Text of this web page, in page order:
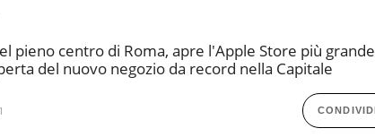
pieno centro di Roma, apre l'Apple Store più grande
del nuovo negozio da record nella Capitale
CONDIVIDI